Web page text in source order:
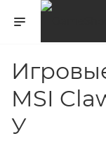
MSI
У